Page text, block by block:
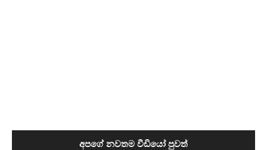
අපගේ නවතම වීඩියෝ පුවත්